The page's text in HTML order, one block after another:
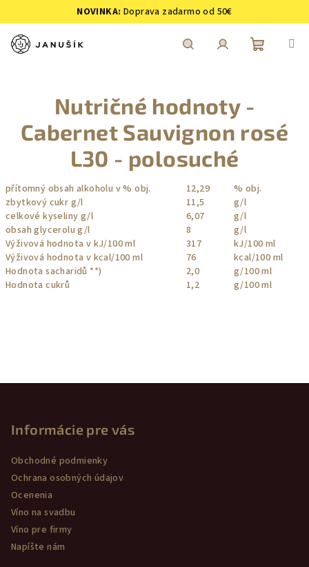
na
obsah
NOVINKA: Doprava zadarmo od 50€
Nutričné hodnoty -
Cabernet Sauvignon rosé
L30 - polosuché
přítomný obsah alkoholu v % obj. 12,29
% obj.
zbytkový cukr g/l
11,5
g/l
celkové kyseliny g/l
6,07
g/l
obsah glycerolu g/l
8
g/l
Výživová hodnota v kJ/100 ml
317
kJ/100 ml
Výživová hodnota v kcal/100 ml
76
kcal/100 ml
Hodnota sacharidů **)
2,0
g/100 ml
Hodnota cukrů
1,2 g/100 ml
Informácie pre vás
Obchodné podmienky
Ochrana osobných údajov
Ocenenia
Víno na svadbu
Víno pre firmy
Napíšte nám